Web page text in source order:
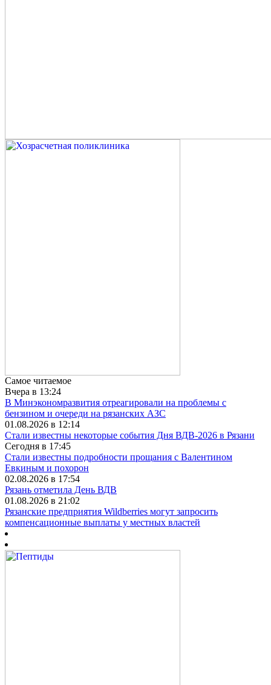
Самое читаемое
Вчера в 13:24
В Минэкономразвития отреагировали на проблемы с
бензином и очереди на рязанских АЗС
01.08.2026 в 12:14
Стали известны некоторые события Дня ВДВ-2026 в Рязани
Сегодня в 17:45
Стали известны подробности прощания с Валентином
Евкиным и похорон
02.08.2026 в 17:54
Рязань отметила День ВДВ
01.08.2026 в 21:02
Рязанские предприятия Wildberries могут запросить
компенсационные выплаты у местных властей